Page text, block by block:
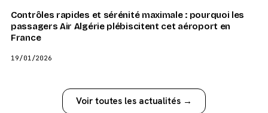
Contrôles rapides et sérénité maximale : pourquoi les
passagers Air Algérie plébiscitent cet aéroport en
France
19/01/2026
Voir toutes les actualités →